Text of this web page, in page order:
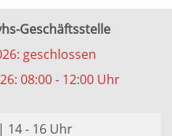
Geschäftsstelle
geschlossen
08:00 - 12:00 Uhr
14 - 16 Uhr